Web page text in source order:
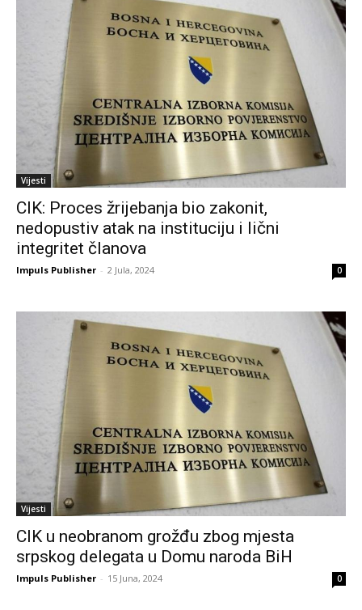
Vijesti
CIK: Proces žrijebanja bio zakonit,
nedopustiv atak na instituciju i lični
integritet članova
Impuls Publisher - 2 Jula, 2024 0
Vijesti
CIK u neobranom grožđu zbog mjesta
srpskog delegata u Domu naroda BiH
Impuls Publisher - 15 Juna, 2024 0